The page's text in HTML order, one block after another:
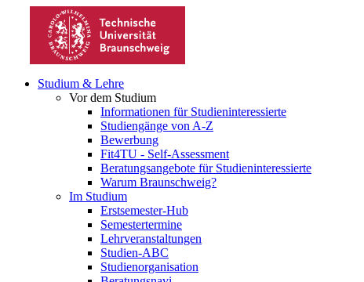
Studium & Lehre
Vor dem Studium
Informationen für Studieninteressierte
Studiengänge von A-Z
Bewerbung
Fit4TU - Self-Assessment
Beratungsangebote für Studieninteressierte
Warum Braunschweig?
Im Studium
Erstsemester-Hub
Semestertermine
Lehrveranstaltungen
Studien-ABC
Studienorganisation